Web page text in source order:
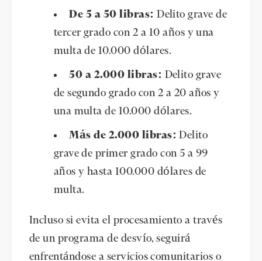
De 5 a 50 libras: Delito grave de
tercer grado con 2 a 10 años y una
multa de 10.000 dólares.
50 a 2.000 libras: Delito grave
de segundo grado con 2 a 20 años y
una multa de 10.000 dólares.
Más de 2.000 libras: Delito
grave de primer grado con 5 a 99
años y hasta 100.000 dólares de
multa.
Incluso si evita el procesamiento a través
de un programa de desvío, seguirá
enfrentándose a servicios comunitarios o